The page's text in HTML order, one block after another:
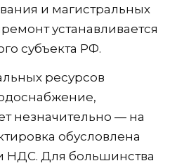
и магистральных
устанавливается
субъекта РФ.
ресурсов
незначительно — на
обусловлена
НДС. Для большинства